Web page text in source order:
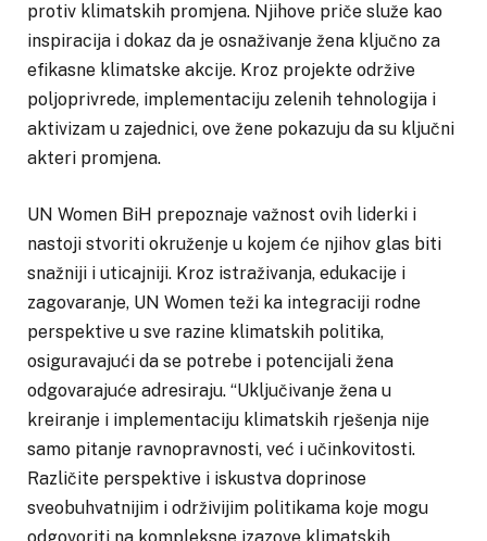
protiv klimatskih promjena. Njihove priče služe kao
inspiracija i dokaz da je osnaživanje žena ključno za
efikasne klimatske akcije. Kroz projekte održive
poljoprivrede, implementaciju zelenih tehnologija i
aktivizam u zajednici, ove žene pokazuju da su ključni
akteri promjena.
UN Women BiH prepoznaje važnost ovih liderki i
nastoji stvoriti okruženje u kojem će njihov glas biti
snažniji i uticajniji. Kroz istraživanja, edukacije i
zagovaranje, UN Women teži ka integraciji rodne
perspektive u sve razine klimatskih politika,
osiguravajući da se potrebe i potencijali žena
odgovarajuće adresiraju. “Uključivanje žena u
kreiranje i implementaciju klimatskih rješenja nije
samo pitanje ravnopravnosti, već i učinkovitosti.
Različite perspektive i iskustva doprinose
sveobuhvatnijim i održivijim politikama koje mogu